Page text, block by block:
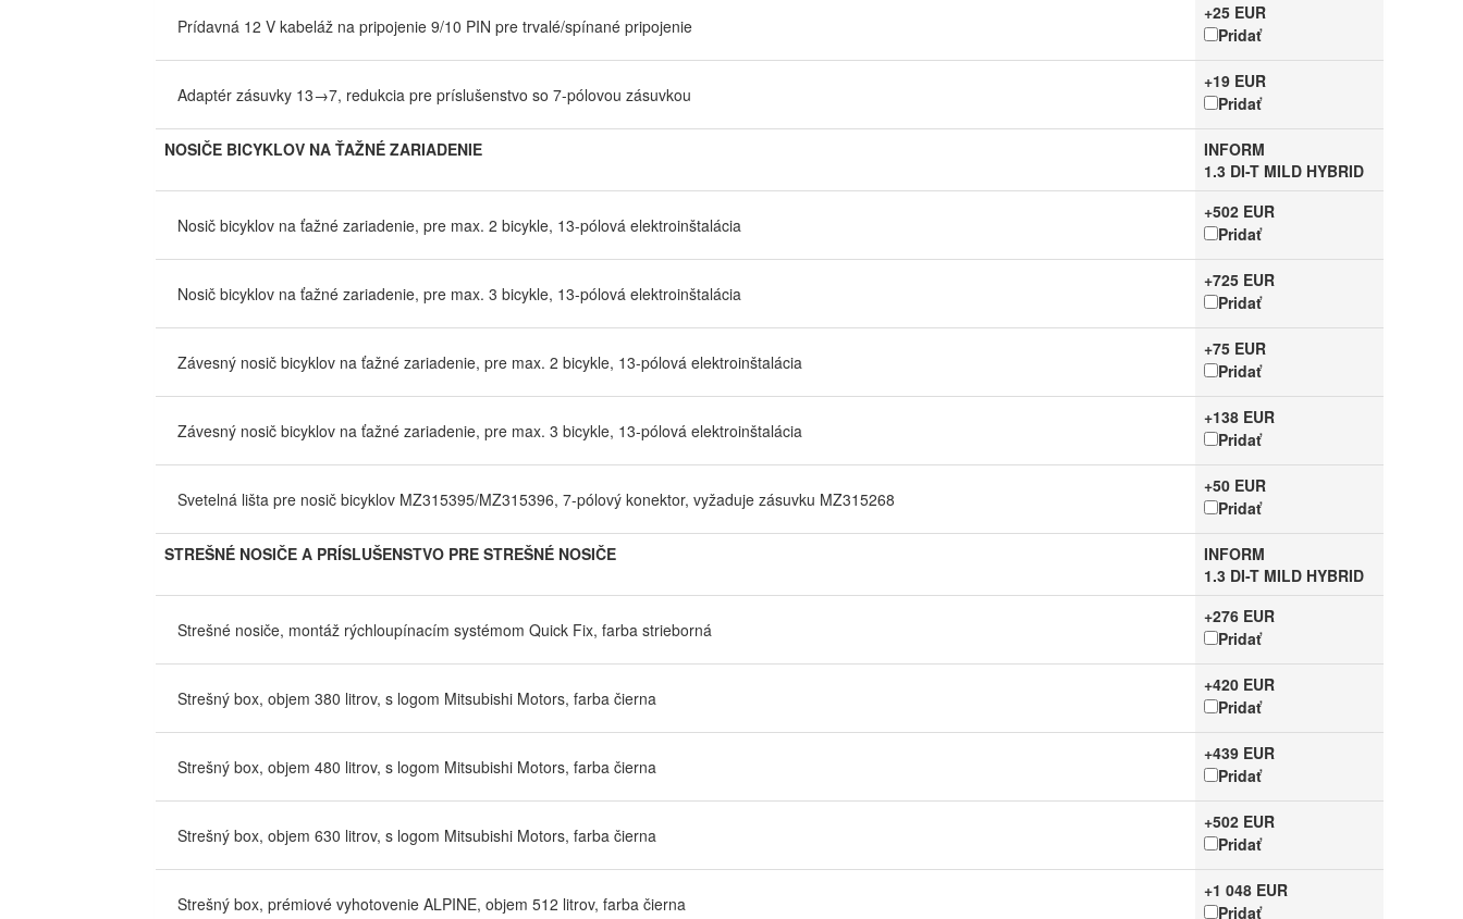
Prídavná 12 V kabeláž na pripojenie 9/10 PIN pre trvalé/spínané pripojenie
+25 EUR
Pridať
Adaptér zásuvky 13→7, redukcia pre príslušenstvo so 7-pólovou zásuvkou
+19 EUR
Pridať
NOSIČE BICYKLOV NA ŤAŽNÉ ZARIADENIE
INFORM
1.3 DI-T MILD HYBRID
Nosič bicyklov na ťažné zariadenie, pre max. 2 bicykle, 13-pólová elektroinštalácia
+502 EUR
Pridať
Nosič bicyklov na ťažné zariadenie, pre max. 3 bicykle, 13-pólová elektroinštalácia
+725 EUR
Pridať
Závesný nosič bicyklov na ťažné zariadenie, pre max. 2 bicykle, 13-pólová elektroinštalácia
+75 EUR
Pridať
Závesný nosič bicyklov na ťažné zariadenie, pre max. 3 bicykle, 13-pólová elektroinštalácia
+138 EUR
Pridať
Svetelná lišta pre nosič bicyklov MZ315395/MZ315396, 7-pólový konektor, vyžaduje zásuvku MZ315268
+50 EUR
Pridať
STREŠNÉ NOSIČE A PRÍSLUŠENSTVO PRE STREŠNÉ NOSIČE
INFORM
1.3 DI-T MILD HYBRID
Strešné nosiče, montáž rýchloupínacím systémom Quick Fix, farba strieborná
+276 EUR
Pridať
Strešný box, objem 380 litrov, s logom Mitsubishi Motors, farba čierna
+420 EUR
Pridať
Strešný box, objem 480 litrov, s logom Mitsubishi Motors, farba čierna
+439 EUR
Pridať
Strešný box, objem 630 litrov, s logom Mitsubishi Motors, farba čierna
+502 EUR
Pridať
Strešný box, prémiové vyhotovenie ALPINE, objem 512 litrov, farba čierna
+1 048 EUR
Pridať